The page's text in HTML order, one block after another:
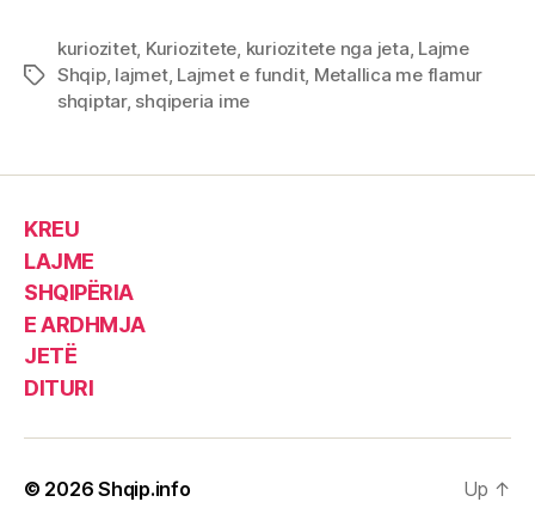
Tags
kuriozitet, Kuriozitete kuriozitete nga jeta Lajme
Shqip, lajmet, Lajmet e fundit, Metallica me flamur
shqiptar, shqiperia ime
KREU
LAJME
SHQIPËRIA
E ARDHMJA
JETË
DITURI
© 2026Shqip.info Up ↑